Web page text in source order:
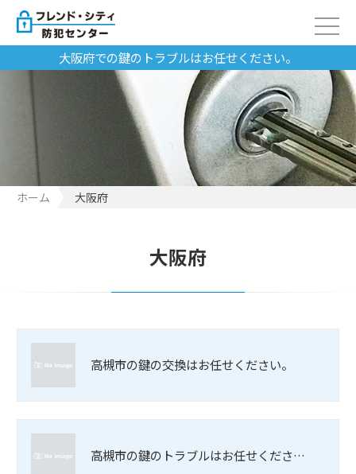
大阪府での鍵のトラブルはお任せください。
ホーム 大阪府
大阪府
高槻市の鍵の交換はお任せください。
高槻市の鍵のトラブルはお任せくださ…